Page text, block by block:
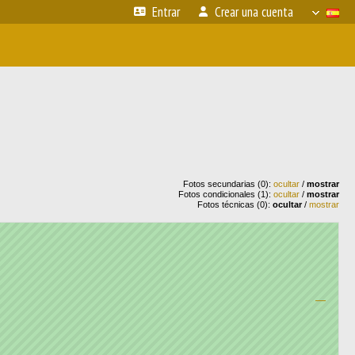
Entrar Crear una cuenta
Fotos secundarias (0): ocultar / mostrar
Fotos condicionales (1): ocultar / mostrar
Fotos técnicas (0): ocultar/ mostrar
—